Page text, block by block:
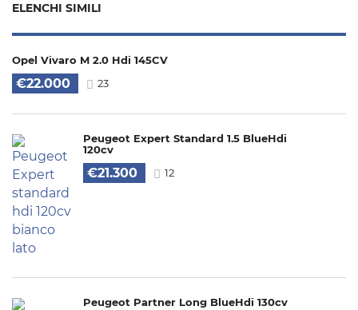
ELENCHI SIMILI
Opel Vivaro M 2.0 Hdi 145CV
€22.000 23
Peugeot Expert Standard 1.5 BlueHdi
120cv
€21.300 12
Peugeot Partner Long BlueHdi 130cv